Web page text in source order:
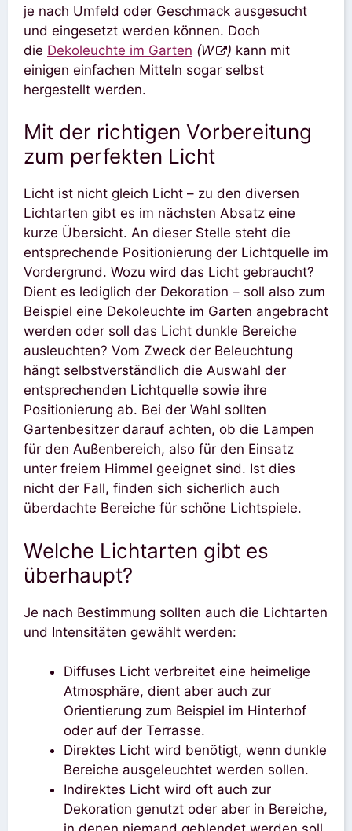
je nach Umfeld oder Geschmack ausgesucht
und eingesetzt werden können. Doch
die Dekoleuchte im Garten (W ) kann mit
einigen einfachen Mitteln sogar selbst
hergestellt werden.
Mit der richtigen Vorbereitung
zum perfekten Licht
Licht ist nicht gleich Licht – zu den diversen
Lichtarten gibt es im nächsten Absatz eine
kurze Übersicht. An dieser Stelle steht die
entsprechende Positionierung der Lichtquelle im
Vordergrund. Wozu wird das Licht gebraucht?
Dient es lediglich der Dekoration – soll also zum
Beispiel eine Dekoleuchte im Garten angebracht
werden oder soll das Licht dunkle Bereiche
ausleuchten? Vom Zweck der Beleuchtung
hängt selbstverständlich die Auswahl der
entsprechenden Lichtquelle sowie ihre
Positionierung ab. Bei der Wahl sollten
Gartenbesitzer darauf achten, ob die Lampen
für den Außenbereich, also für den Einsatz
unter freiem Himmel geeignet sind. Ist dies
nicht der Fall, finden sich sicherlich auch
überdachte Bereiche für schöne Lichtspiele.
Welche Lichtarten gibt es
überhaupt?
Je nach Bestimmung sollten auch die Lichtarten
und Intensitäten gewählt werden:
Diffuses Licht verbreitet eine heimelige
Atmosphäre, dient aber auch zur
Orientierung zum Beispiel im Hinterhof
oder auf der Terrasse.
Direktes Licht wird benötigt, wenn dunkle
Bereiche ausgeleuchtet werden sollen.
Indirektes Licht wird oft auch zur
Dekoration genutzt oder aber in Bereiche,